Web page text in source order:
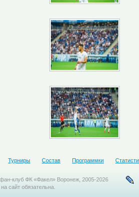
Турниры Состав Программки
клуб ФК «Факел» Воронеж, 2005-2026
сайт обязательна.